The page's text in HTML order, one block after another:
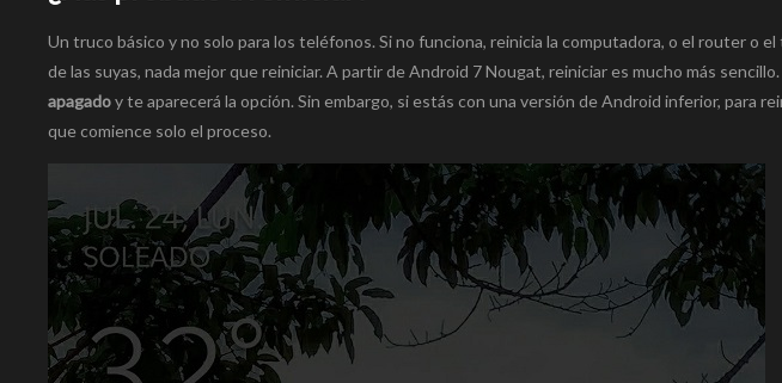
Un truco básico y no solo para los teléfonos. Si no funciona, reinicia la computadora, o el router o
de las suyas, nada mejor que reiniciar. A partir de Android 7 Nougat, reiniciar es mucho más
apagadoy te aparecerá la opción. Sin embargo, si estás con una versión de Android inferior, para
que comience solo el proceso.